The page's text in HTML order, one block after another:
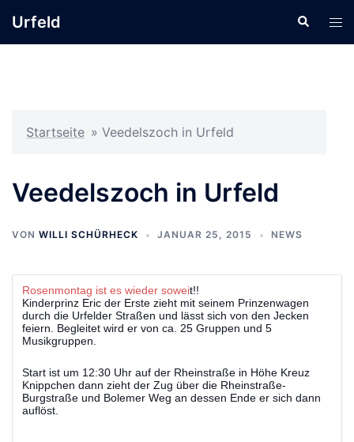
InhaltUrfeld Suche
Startseite » Veedelszoch in Urfeld
Veedelszoch in Urfeld
VON WILLI SCHÜRHECK JANUAR 25, 2015 NEWS
Rosenmontag ist es wieder soweit!!
Kinderprinz Eric der Erste zieht mit seinem Prinzenwagen
durch die Urfelder Straßen und lässt sich von den Jecken
feiern. Begleitet wird er von ca. 25 Gruppen und 5
Musikgruppen.
Start ist um 12:30 Uhr auf der Rheinstraße in Höhe Kreuz
Knippchen dann zieht der Zug über die Rheinstraße-
Burgstraße und Bolemer Weg an dessen Ende er sich dann
auflöst.